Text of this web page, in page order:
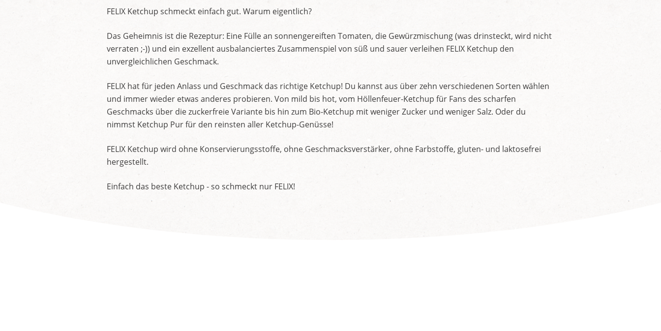
FELIX Ketchup schmeckt einfach gut. Warum eigentlich?
Das Geheimnis ist die Rezeptur: Eine Fülle an sonnengereiften Tomaten, die Gewürzmischung (was drinsteckt, wird nicht
verraten ;-)) und ein exzellent ausbalanciertes Zusammenspiel von süß und sauer verleihen FELIX Ketchup den
unvergleichlichen Geschmack.
FELIX hat für jeden Anlass und Geschmack das richtige Ketchup! Du kannst aus über zehn verschiedenen Sorten wählen
und immer wieder etwas anderes probieren. Von mild bis hot, vom Höllenfeuer-Ketchup für Fans des scharfen
Geschmacks über die zuckerfreie Variante bis hin zum Bio-Ketchup mit weniger Zucker und weniger Salz. Oder du
nimmst Ketchup Pur für den reinsten aller Ketchup-Genüsse!
FELIX Ketchup wird ohne Konservierungsstoffe, ohne Geschmacksverstärker, ohne Farbstoffe, gluten- und laktosefrei
hergestellt.
Einfach das beste Ketchup - so schmeckt nur FELIX!